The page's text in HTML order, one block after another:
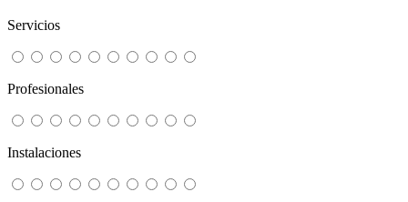
Servicios
Profesionales
Instalaciones